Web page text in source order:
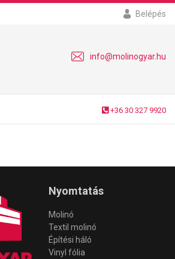
Belépés
info@molinogyar.hu
+36 30 327 9920
Nyomtatás
Molinó
Textil molinó
Építési háló
Vinyl fólia